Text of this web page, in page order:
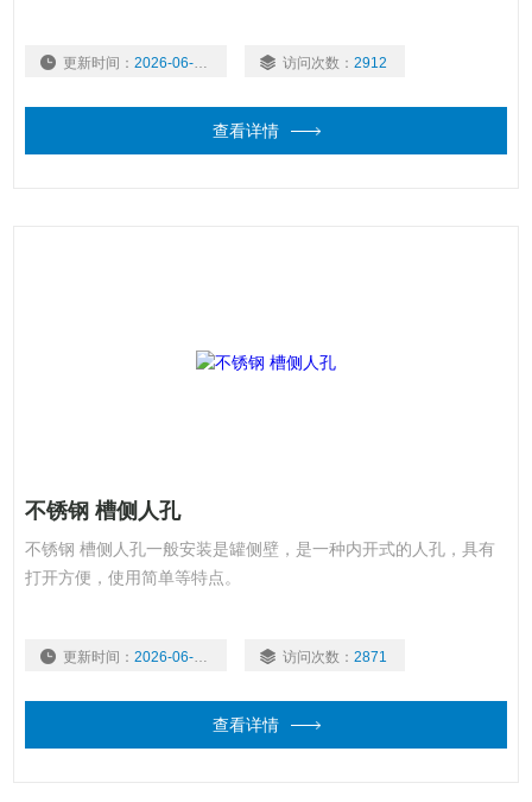
更新时间： 2026-06-16 访问次数： 2912
查看详情
不锈钢 槽侧人孔
不锈钢 槽侧人孔一般安装是罐侧壁，是一种内开式的人孔，具有
打开方便，使用简单等特点。
更新时间： 2026-06-16 访问次数： 2871
查看详情